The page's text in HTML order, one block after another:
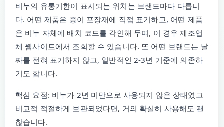
비누의 유통기한이 표시되는 위치는 브랜드마다 다릅니
다. 어떤 제품은 종이 포장재에 직접 표기하고, 어떤 제품
은 비누 자체에 배치 코드를 각인해 두며, 이 경우 제조업
체 웹사이트에서 조회할 수 있습니다. 또 어떤 브랜드는 날
짜를 전혀 표기하지 않고, 일반적인 2-3년 기준에 의존하
기도 합니다.
핵심 요점: 비누가 2년 미만으로 사용되지 않은 상태였고
비교적 적절하게 보관되었다면, 거의 확실히 사용해도 괜
찮습니다.